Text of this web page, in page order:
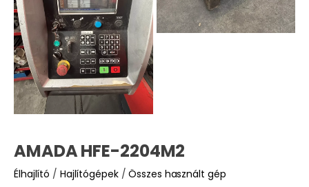
AMADA HFE-2204M2
Élhajlító / Hajlítógépek/Összes használt gép